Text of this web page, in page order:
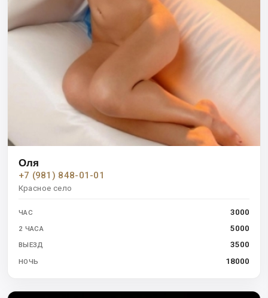
Оля
+7 (981) 848-01-01
Красное село
ЧАС 3000
2 ЧАСА 5000
ВЫЕЗД 3500
НОЧЬ 18000